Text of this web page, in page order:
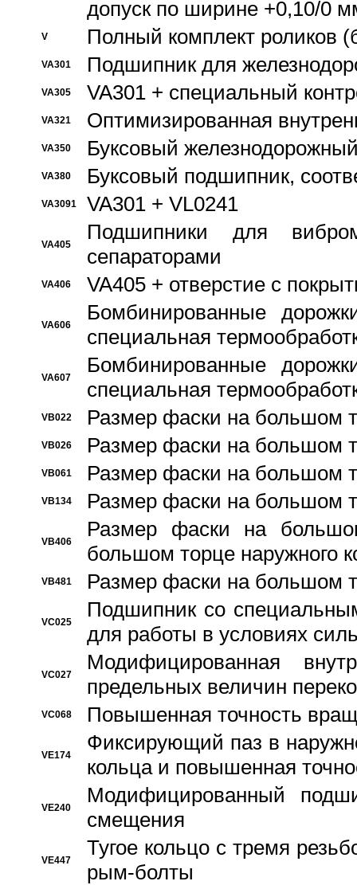
допуск по ширине +0,10/0
V Полный комплект роликов
VA301 Подшипник для
VA305 VA301 + специальный
VA321 Оптимизированная
VA350 Буксовый
VA380 Буксовый подшипник,
VA3091 VA301 + VL0241
VA405
Подшипники для
сепараторами
VA406 VA405 + отверстие с
VA606
Бомбинированные
специальная
VA607
Бомбинированные
специальная
VB022 Размер фаски на большом
VB026 Размер фаски на большом
VB061 Размер фаски на большом
VB134 Размер фаски на большом
VB406
Размер фаски на
большом торце наружного
VB481 Размер фаски на большом
VC025
Подшипник со
для работы в условиях
VC027
Модифицированная
предельных величин
VC068 Повышенная точность
VE174
Фиксирующий паз в
кольца и повышенная
VE240
Модифицированный
смещения
VE447
Тугое кольцо с тремя
рым-болты